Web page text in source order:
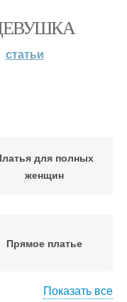
статьи
для полных
женщин
Прямое платье
Показать все